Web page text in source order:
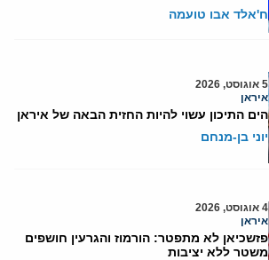
ח'אלד אבו טועמה
5 אוגוסט, 2026
איראן
הים התיכון עשוי להיות החזית הבאה של איראן
יוני בן-מנחם
4 אוגוסט, 2026
איראן
פזשכיאן לא מתפטר: הורמוז והגרעין חושפים
משטר ללא יציבות